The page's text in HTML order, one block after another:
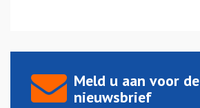
Meld u aan voor de
nieuwsbrief